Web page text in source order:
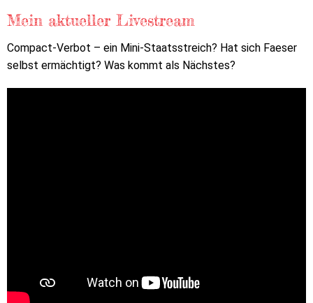
Mein aktueller Livestream
Compact-Verbot – ein Mini-Staatsstreich? Hat sich Faeser
selbst ermächtigt? Was kommt als Nächstes?